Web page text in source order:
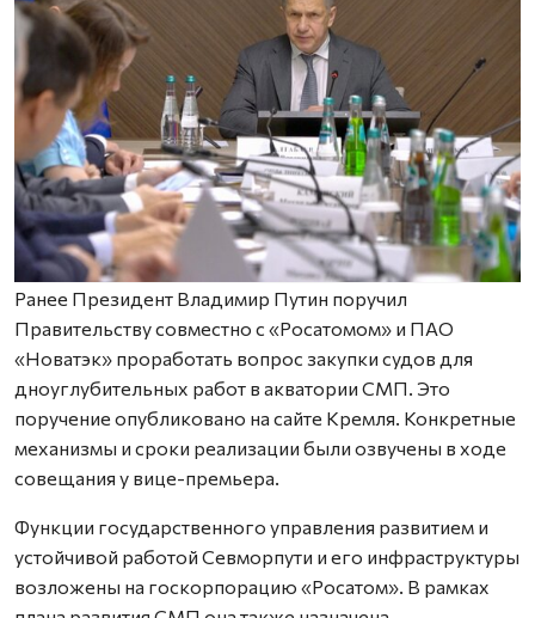
Ранее Президент Владимир Путин поручил
Правительству совместно с «Росатомом» и ПАО
«Новатэк» проработать вопрос закупки судов для
дноуглубительных работ в акватории СМП. Это
поручение опубликовано на сайте Кремля. Конкретные
механизмы и сроки реализации были озвучены в ходе
совещания у вице-премьера.
Функции государственного управления развитием и
устойчивой работой Севморпути и его инфраструктуры
возложены на госкорпорацию «Росатом». В рамках